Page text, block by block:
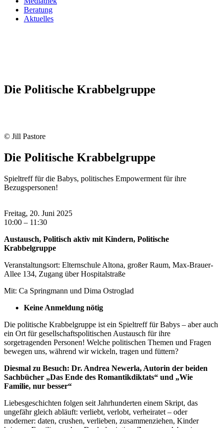
Beratung
Aktuelles
Die Politische Krabbelgruppe
© Jill Pastore
Die Politische Krabbelgruppe
Spieltreff für die Babys, politisches Empowerment für ihre
Bezugspersonen!
Freitag, 20. Juni 2025
10:00 – 11:30
Austausch, Politisch aktiv mit Kindern, Politische
Krabbelgruppe
Veranstaltungsort: Elternschule Altona, großer Raum, Max-Brauer-
Allee 134, Zugang über Hospitalstraße
Mit: Ca Springmann und Dima Ostroglad
Keine Anmeldung nötig
Die politische Krabbelgruppe ist ein Spieltreff für Babys – aber auch
ein Ort für gesellschaftspolitischen Austausch für ihre
sorgetragenden Personen! Welche politischen Themen und Fragen
bewegen uns, während wir wickeln, tragen und füttern?
Diesmal zu Besuch: Dr. Andrea Newerla, Autorin der beiden
Sachbücher „Das Ende des Romantikdiktats“ und „Wie
Familie, nur besser“
Liebesgeschichten folgen seit Jahrhunderten einem Skript, das
ungefähr gleich abläuft: verliebt, verlobt, verheiratet – oder
moderner: daten, crushen, verlieben, zusammenziehen, Kinder